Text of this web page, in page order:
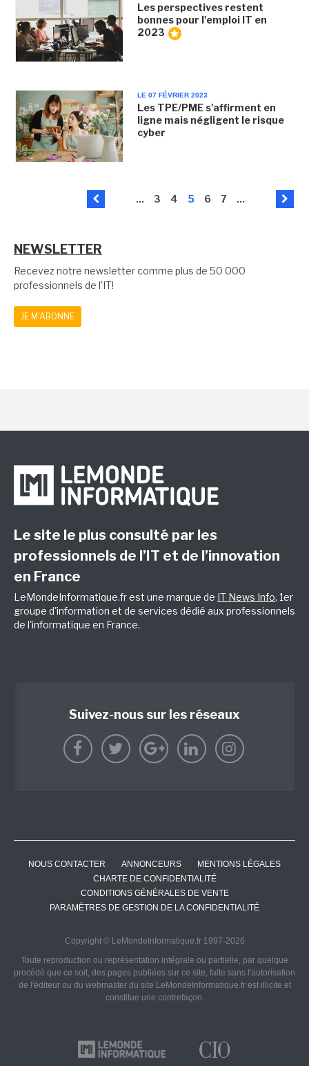
Les perspectives restent
bonnes pour l'emploi IT en
2023
LE 07 FÉVRIER 2023
Les TPE/PME s'affirment en
ligne mais négligent le risque
cyber
... 3 4 5 6 7 ...
NEWSLETTER
Recevez notre newsletter comme plus de 50 000
professionnels de l'IT!
JE M'ABONNE
Le site le plus consulté par les
professionnels de l’IT et de l’innovation
en France
LeMondeInformatique.fr est une marque de IT News Info, 1er
groupe d'information et de services dédié aux professionnels
de l'informatique en France.
Suivez-nous sur les réseaux
NOUS CONTACTER ANNONCEURS
MENTIONS LÉGALES
CHARTE DE CONFIDENTIALITÉ
CONDITIONS GÉNÉRALES DE VENTE
PARAMÈTRES DE GESTION DE LA CONFIDENTIALITÉ
Copyright © LeMondeInformatique.fr 1997-2026
Toute reproduction ou représentation intégrale ou partielle, par quelque
procédé que ce soit, des pages publiées sur ce site, faite sans l'autorisation
de l'éditeur ou du webmaster du site LeMondeInformatique.fr est illicite et
constitue une contrefaçon.